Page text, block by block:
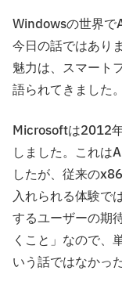
Windowsの世界で
今日の話ではあり
魅力は、スマート
語られてきました。
Microsoftは2012
しました。これは
したが、従来の
入れられる体験で
するユーザーの期
くこと」なので、
いう話ではなかっ